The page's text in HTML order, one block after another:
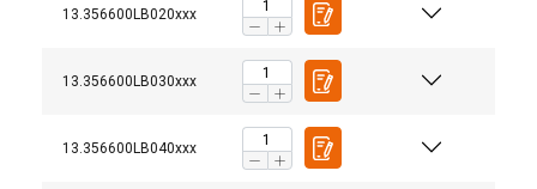
13.356600LB020xxx
13.356600LB030xxx
13.356600LB040xxx